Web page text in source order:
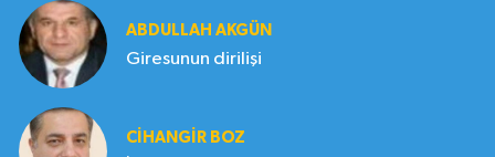
ABDULLAH AKGÜN
Giresunun dirilişi
CIHANGIR BOZ